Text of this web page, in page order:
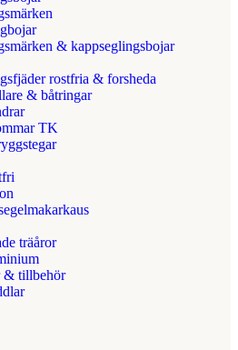
& kappseglingsbojar
rostfria & forsheda
& båtringar
TK
träåror
tillbehör